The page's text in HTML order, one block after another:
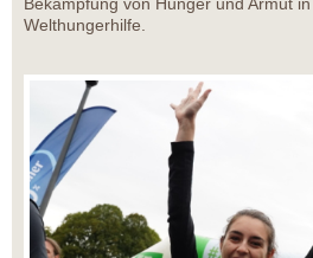
Bekämpfung von Hunger und Armut
Welthungerhilfe.